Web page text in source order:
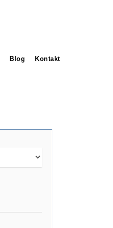
Blog Kontakt